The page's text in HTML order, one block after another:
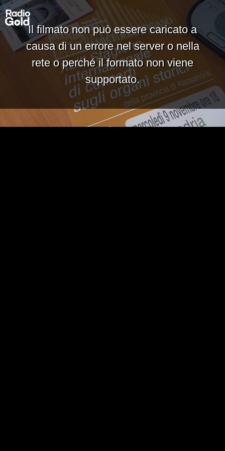
Il filmato non può essere caricato a
causa di un errore nel server o nella
rete o perché il formato non viene
supportato.